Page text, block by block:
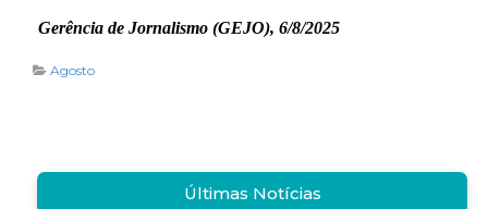
Gerência de Jornalismo (GEJO), 6/8/2025
Agosto
Últimas Notícias